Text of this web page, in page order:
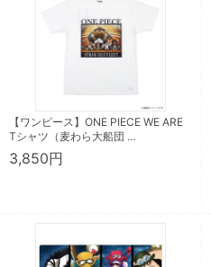
【ワンピース】ONE PIECE WE ARE
Tシャツ（麦わら大船団 …
3,850円